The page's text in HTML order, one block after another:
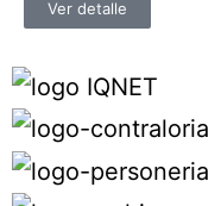
Ver detalle